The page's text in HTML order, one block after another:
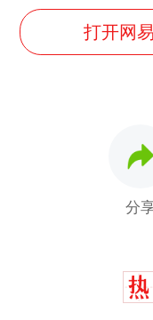
打开网
分